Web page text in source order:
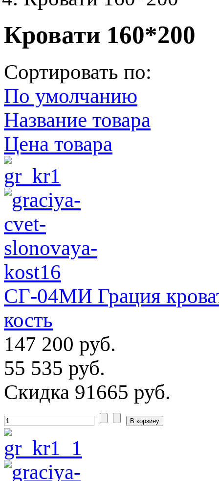
Кровати 160*200
Сортировать по:
По умолчанию
Название товара
Цена товара
СГ-04МИ Грация
кость
147 200 руб.
55 535 руб.
Скидка 91665 руб.